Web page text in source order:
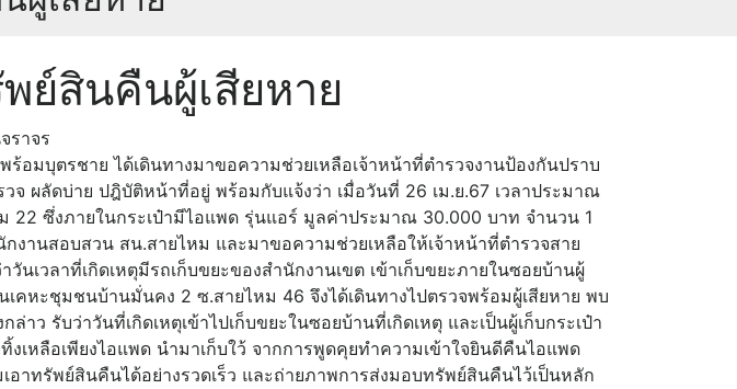
ย์สินคืนผู้เสียหาย
ราจร
มบุตรชาย ได้เดินทางมาขอความช่วยเหลือเจ้าหน้าที่ตำรวจงานป้องกันปราบ
ผลัดบ่าย ปฎิบัติหน้าที่อยู่ พร้อมกับแจ้งว่า เมื่อวันที่ 26 เม.ย.67 เวลาประมาณ
22 ซึ่งภายในกระเป๋ามีไอแพด รุ่นแอร์ มูลค่าประมาณ 30.000 บาท จำนวน 1
งานสอบสวน สน.สายไหม และมาขอความช่วยเหลือให้เจ้าหน้าที่ตำรวจสาย
เวลาที่เกิดเหตุมีรถเก็บขยะของสำนักงานเขต เข้าเก็บขยะภายในซอยบ้านผู้
ะชุมชนบ้านมั่นคง 2 ซ.สายไหม 46 จึงได้เดินทางไปตรวจพร้อมผู้เสียหาย พบ
รับว่าวันที่เกิดเหตุเข้าไปเก็บขยะในซอยบ้านที่เกิดเหตุ และเป็นผู้เก็บกระเป๋า
งเหลือเพียงไอแพด นำมาเก็บใว้ จากการพูดคุยทำความเข้าใจยินดีคืนไอแพด
าทรัพย์สินคืนได้อย่างรวดเร็ว และถ่ายภาพการส่งมอบทรัพย์สินคืนไว้เป็นหลัก